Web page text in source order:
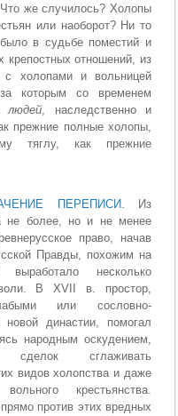
Что же случилось? Холопы
или наоборот? Ни то
в судьбе поместий и
крепостных отношений, из
с холопами и вольницей
за которым со временем
людей, наследственно и
прежние полные холопы,
тяглу, как прежние
ПЕРЕПИСИ.
Из
не более, но и не менее
право, начав
Правды, похожим на
выработало несколько
В XVII в. простор,
или сословно-
новой династии, помогал
народным оскудением,
сделок сглаживать
видов холопства и даже
крестьянства.
против этих вредных